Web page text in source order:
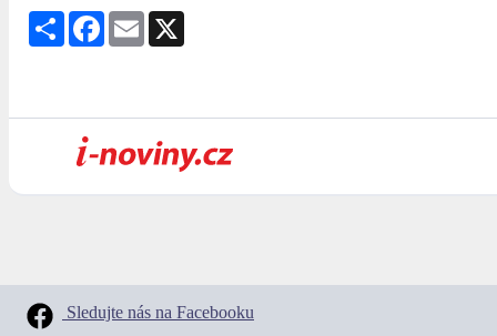
Share Facebook
Email
Sledujte nás na Facebooku